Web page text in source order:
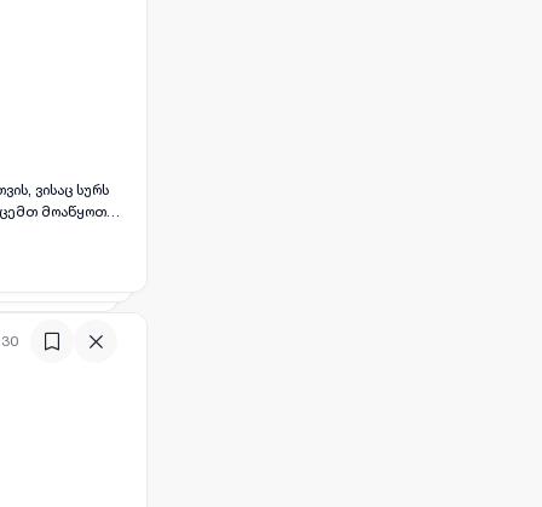
ვისაც სურს
მოაწყოთ